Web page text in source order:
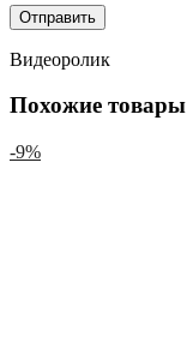
Видеоролик
Похожие товары
-9%